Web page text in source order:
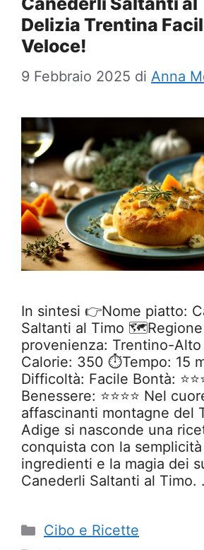
Delizia Trentina
Veloce!
9 Febbraio 2025 di Anna
In sintesi 👉Nome piatto:
Saltanti al Timo
provenienza: Trentino-Alto
Calorie: 350 ⏱️Tempo: 15
Difficoltà: Facile Bontà:
Benessere: ⭐⭐⭐⭐ Nel
affascinanti montagne del
Adige si nasconde una
conquista con la
ingredienti e la magia dei
Canederli Saltanti al Timo.
Categorie
Cibo e Ricette